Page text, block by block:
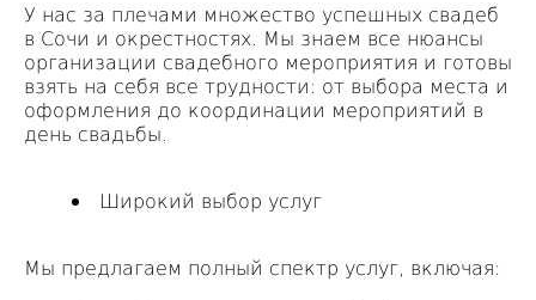
У нас за плечами множество успешных свадеб
в Сочи и окрестностях. Мы знаем все нюансы
организации свадебного мероприятия и готовы
взять на себя все трудности: от выбора места и
оформления до координации мероприятий в
день свадьбы.
Широкий выбор услуг
Мы предлагаем полный спектр услуг, включая: